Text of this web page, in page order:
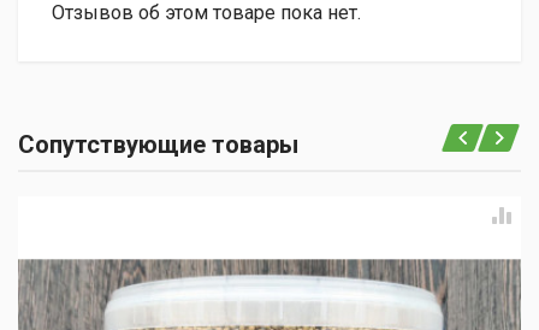
Отзывов об этом товаре пока нет.
Сопутствующие товары